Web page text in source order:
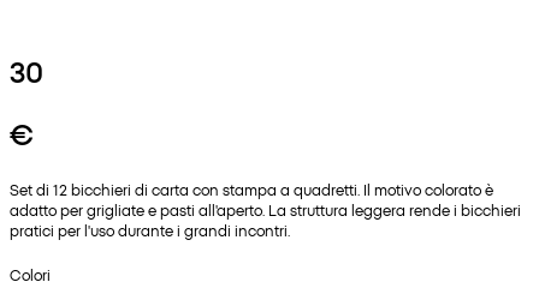
30
€
Set di 12 bicchieri di carta con stampa a quadretti. Il motivo colorato è
adatto per grigliate e pasti all'aperto. La struttura leggera rende i bicchieri
pratici per l'uso durante i grandi incontri.
Colori